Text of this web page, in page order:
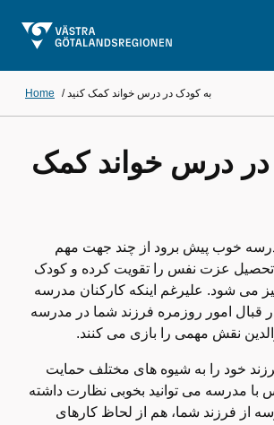
Home /به کودک در درس خواند کمک کنید
درس خواند کمک
خوب پیش برود از چند جهت مهم
عزت نفس را تقویت کرده و کودک
می شود. علیرغم اینکه کارکنان مدرسه
قبال امور روزمره فرزند شما در مدرسه
نقش مهمی را بازی می کنند.
خود را به شیوه های مختلف حمایت
با مدرسه می توانید بخوبی نظارت داشته
از فرزند شما، هم از لحاظ کارهای